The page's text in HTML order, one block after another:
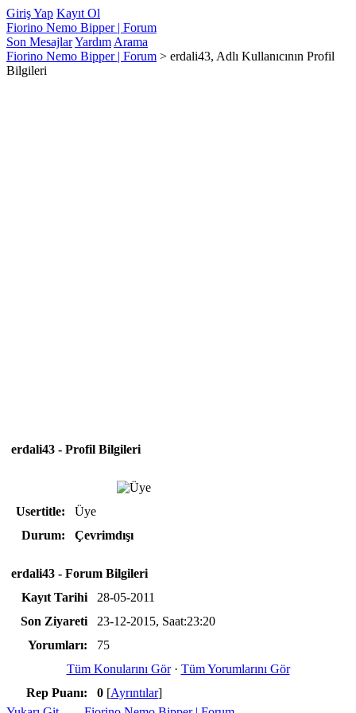
Giriş Yap Kayıt Ol
Fiorino Nemo Bipper | Forum
Son MesajlarYardım Arama
Fiorino Nemo Bipper | Forum > erdali43, Adlı Kullanıcının Profil
Bilgileri
erdali43 - Profil Bilgileri
Usertitle:
Üye
Durum:
Çevrimdışı
erdali43 - Forum Bilgileri
Kayıt Tarihi
28-05-2011
Son Ziyareti
23-12-2015, Saat:23:20
Yorumları:
75
Tüm Konularını Gör· Tüm Yorumlarını Gör
Rep Puanı:
0 [Ayrıntılar]